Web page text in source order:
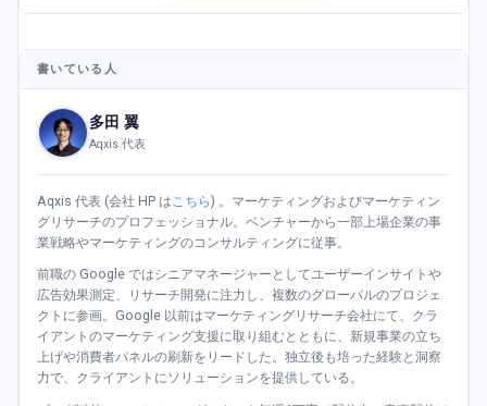
書いている人
多田 翼
Aqxis 代表
Aqxis 代表 (会社 HP は こちら) 。マーケティングおよびマーケティン
グリサーチのプロフェッショナル。ベンチャーから一部上場企業の事
業戦略やマーケティングのコンサルティングに従事。
前職の Google ではシニアマネージャーとしてユーザーインサイトや
広告効果測定、リサーチ開発に注力し、複数のグローバルのプロジェ
クトに参画。Google 以前はマーケティングリサーチ会社にて、クラ
イアントのマーケティング支援に取り組むとともに、新規事業の立ち
上げや消費者パネルの刷新をリードした。独立後も培った経験と洞察
力で、クライアントにソリューションを提供している。